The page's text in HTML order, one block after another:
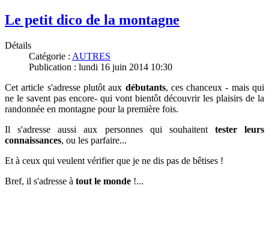
Le petit dico de la montagne
Détails
Catégorie : AUTRES
Publication : lundi 16 juin 2014 10:30
Cet article s'adresse plutôt aux débutants, ces chanceux - mais qui
ne le savent pas encore- qui vont bientôt découvrir les plaisirs de la
randonnée en montagne pour la première fois.
Il s'adresse aussi aux personnes qui souhaitent tester leurs
connaissances, ou les parfaire...
Et à ceux qui veulent vérifier que je ne dis pas de bêtises !
Bref, il s'adresse à tout le monde !...